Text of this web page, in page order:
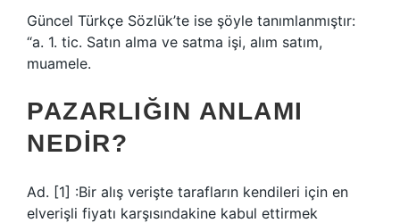
Güncel Türkçe Sözlük’te ise şöyle tanımlanmıştır:
“a. 1. tic. Satın alma ve satma işi, alım satım,
muamele.
PAZARLIĞIN ANLAMI
NEDIR?
Ad. [1] :Bir alış verişte tarafların kendileri için en
elverişli fiyatı karşısındakine kabul ettirmek